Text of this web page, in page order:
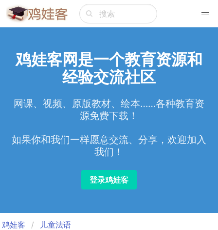
鸡娃客网是一个教育资源和
经验交流社区
网课、视频、原版教材、绘本……各种教育资
源免费下载！
如果你和我们一样愿意交流、分享，欢迎加入
我们！
登录鸡娃客
鸡娃客 儿童法语